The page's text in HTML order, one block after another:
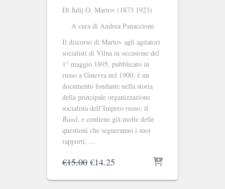
Di Julij O. Martov (1873 1923)
A cura di Andrea Panaccione
Il discorso di Martov agli agitatori
socialisti di Vilna in occasione del
1° maggio 1895, pubblicato in
russo a Ginevra nel 1900, è un
documento fondante nella storia
della principale organizzazione
socialista dell’Impero russo, il
Bund, e contiene già molte delle
questioni che segneranno i suoi
rapporti, …
€15.00 Il
originale
€14.25
attuale